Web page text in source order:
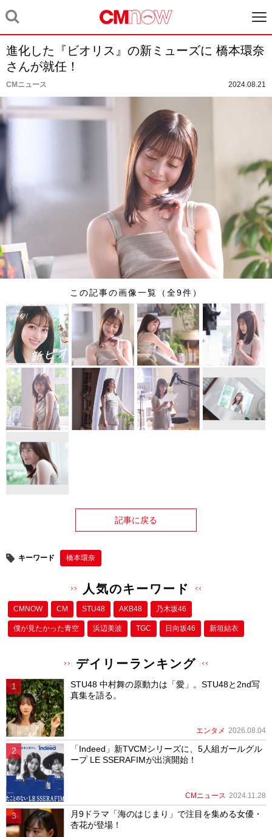
進化した『ビオリス』の新ミューズに 橋本環奈
さんが就任！
CMニュース 2024.08.21
この記事の画像一覧（全9件）
記事に戻る
キーワード 橋本環奈
人気のキーワード
CMNOW CM STU48 AKB48 乃木坂46
僕が⾒たかった⻘空 浜辺美波 TGC 日向坂46 新垣結衣
デイリーランキング
STU48 中村舞の原動力は「愛」。STU48と2nd写
真集を語る。
エンタメ 2026.08.04
「Indeed」新TVCMシリーズに、5人組ガールグル
ープ LE SSERAFIMが出演開始！
CMニュース 2024.11.28
月9ドラマ「海のはじまり」で注目を集める女優・
杏花が登場！